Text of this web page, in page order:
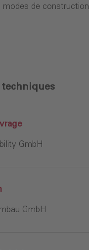
modes de construction
GmbH
GmbH